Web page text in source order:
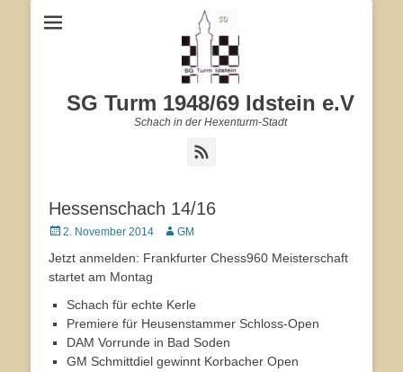
SG Turm 1948/69 Idstein e.V
Schach in der Hexenturm-Stadt
Hessenschach 14/16
Veröffentlicht
2. November 2014 Autor
GM
Jetzt anmelden: Frankfurter Chess960 Meisterschaft
startet am Montag
Schach für echte Kerle
Premiere für Heusenstammer Schloss-Open
DAM Vorrunde in Bad Soden
GM Schmittdiel gewinnt Korbacher Open